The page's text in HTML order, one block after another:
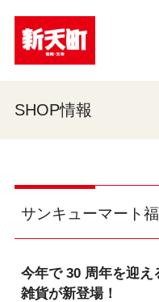
SHOP情報
サンキューマート
今年で 30 周年を迎
雑貨が新登場！